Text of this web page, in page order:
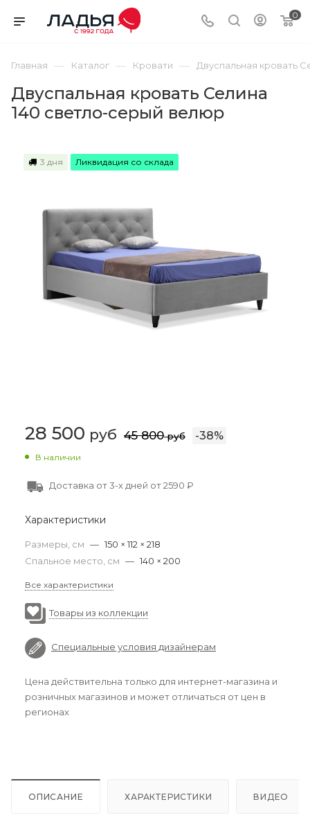
0
Главная — Каталог — Кровати — Двуспальная кровать
Двуспальная кровать Селина
140 светло-серый велюр
3 дня Ликвидация со склада
28 500 руб 45 800руб -38%
В наличии
Доставка от 3-х дней от 2590 ₽
Характеристики
Размеры, см — 150 × 112 × 218
Спальное место, см — 140 × 200
Все характеристики
Товары из коллекции
Специальные условия дизайнерам
Цена действительна только для интернет-магазина и
розничных магазинов и может отличаться от цен в
регионах
ОПИСАНИЕ ХАРАКТЕРИСТИКИ ВИДЕО